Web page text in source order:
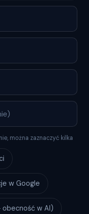
można zaznaczyć kilka
w Google
obecność w AI)